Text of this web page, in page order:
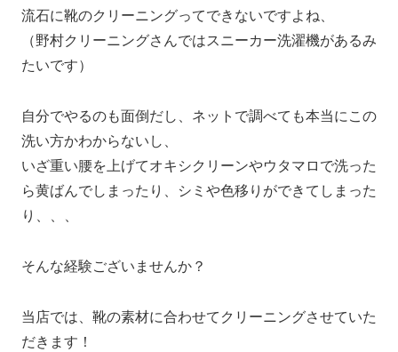
流石に靴のクリーニングってできないですよね、
（野村クリーニングさんではスニーカー洗濯機があるみ
たいです）
自分でやるのも面倒だし、ネットで調べても本当にこの
洗い方かわからないし、
いざ重い腰を上げてオキシクリーンやウタマロで洗った
ら黄ばんでしまったり、シミや色移りができてしまった
り、、、
そんな経験ございませんか？
当店では、靴の素材に合わせてクリーニングさせていた
だきます！